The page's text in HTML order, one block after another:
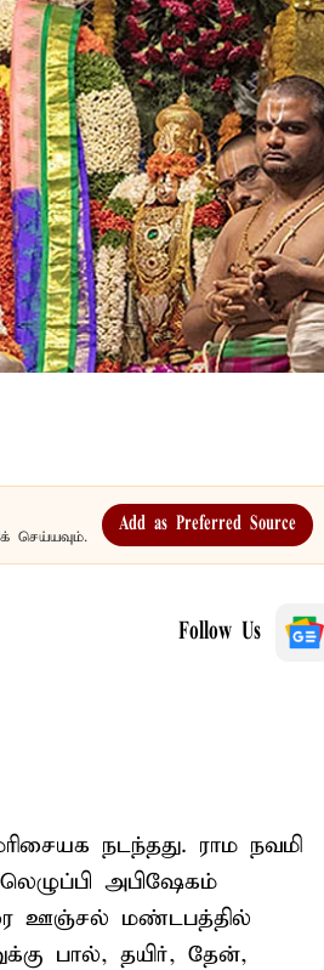
செய்யவும்.
Add as Preferred Source
Follow Us
நடந்தது. ராம நவமி
அபிஷேகம்
ஊஞ்சல் மண்டபத்தில்
பால், தயிர், தேன்,